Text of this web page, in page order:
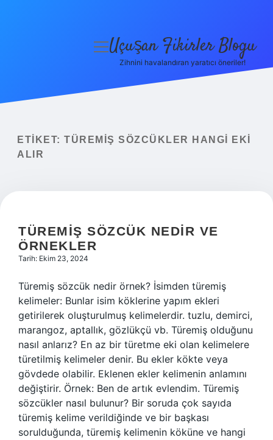
Yasal Uyarı
menüyü
Uçuşan Fikirler Blogu
Zihnini havalandıran yaratıcı öneriler!
ETIKET: TÜREMIŞ SÖZCÜKLER HANGI EKI
ALIR
TÜREMIŞ SÖZCÜK NEDIR VE
ÖRNEKLER
Tarih: Ekim 23, 2024
Türemiş sözcük nedir örnek? İsimden türemiş
kelimeler: Bunlar isim köklerine yapım ekleri
getirilerek oluşturulmuş kelimelerdir. tuzlu, demirci,
marangoz, aptallık, gözlükçü vb. Türemiş olduğunu
nasıl anlarız? En az bir türetme eki olan kelimelere
türetilmiş kelimeler denir. Bu ekler kökte veya
gövdede olabilir. Eklenen ekler kelimenin anlamını
değiştirir. Örnek: Ben de artık evlendim. Türemiş
sözcükler nasıl bulunur? Bir soruda çok sayıda
türemiş kelime verildiğinde ve bir başkası
sorulduğunda, türemiş kelimenin köküne ve hangi